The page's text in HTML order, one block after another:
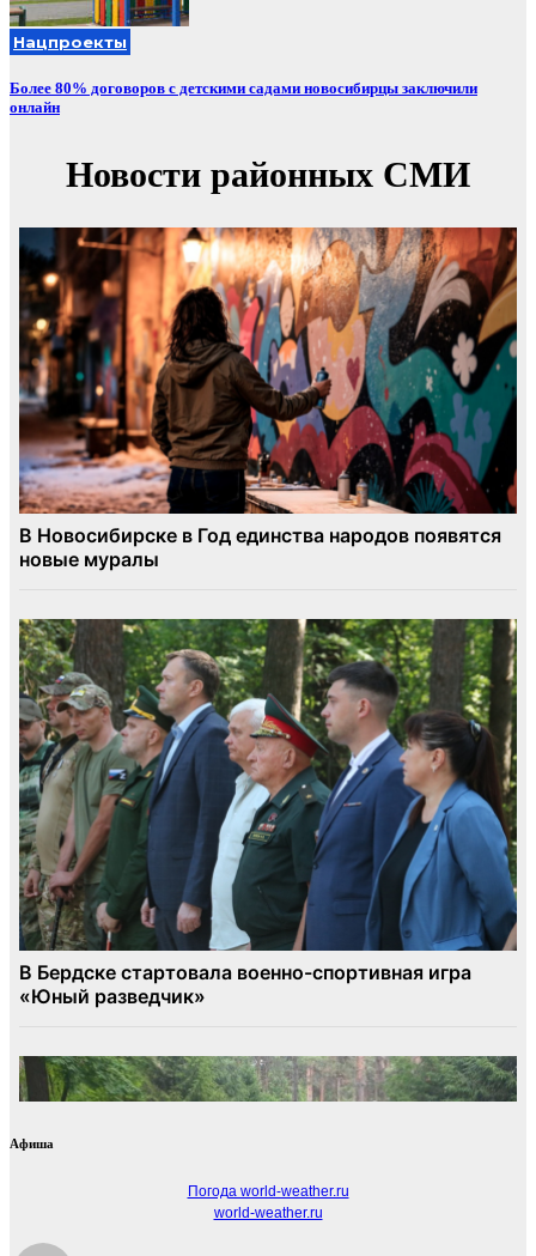
Нацпроекты
Более 80% договоров с детскими садами новосибирцы заключили
онлайн
Афиша
Погода world-weather.ru
world-weather.ru